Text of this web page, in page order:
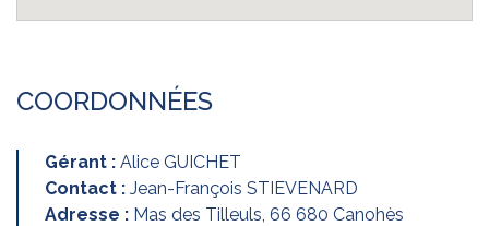
COORDONNÉES
Gérant : Alice GUICHET
Contact : Jean-François STIEVENARD
Adresse : Mas des Tilleuls, 66 680 Canohès